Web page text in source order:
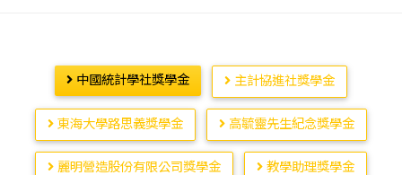
中國統計學社獎學金 主計協進社獎學金
東海大學路思義獎學金 高毓靈先生紀念獎學金
麗明營造股份有限公司獎學金 教學助理獎學金